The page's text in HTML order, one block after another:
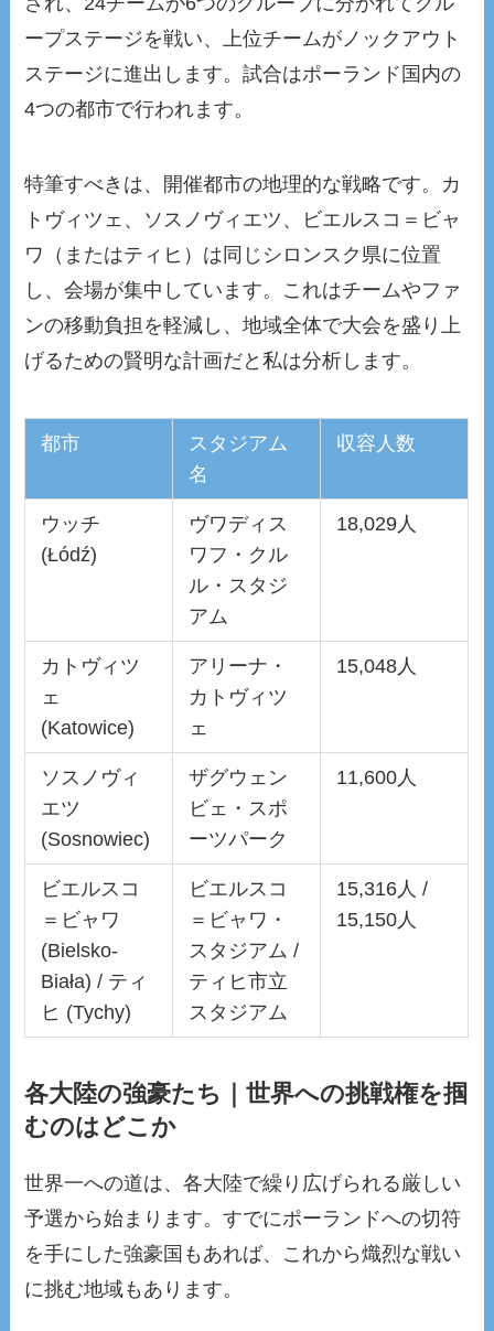
ープステージを戦い、上位チームがノックアウト
ステージに進出します。試合はポーランド国内の
4つの都市で行われます。
特筆すべきは、開催都市の地理的な戦略です。カ
トヴィツェ、ソスノヴィエツ、ビエルスコ＝ビャ
ワ（またはティヒ）は同じシロンスク県に位置
し、会場が集中しています。これはチームやファ
ンの移動負担を軽減し、地域全体で大会を盛り上
げるための賢明な計画だと私は分析します。
都市
スタジアム
名
収容人数
ウッチ
(Łódź)
ヴワディス
ワフ・クル
ル・スタジ
アム
18,029人
カトヴィツ
ェ
(Katowice)
アリーナ・
カトヴィツ
ェ
15,048人
ソスノヴィ
エツ
(Sosnowiec)
ザグウェン
ビェ・スポ
ーツパーク
11,600人
ビエルスコ
＝ビャワ
(Bielsko-
Biała) / ティ
ヒ (Tychy)
ビエルスコ
＝ビャワ・
スタジアム /
ティヒ市立
スタジアム
15,316人 /
15,150人
各大陸の強豪たち｜世界への挑戦権を掴
むのはどこか
世界一への道は、各大陸で繰り広げられる厳しい
予選から始まります。すでにポーランドへの切符
を手にした強豪国もあれば、これから熾烈な戦い
に挑む地域もあります。